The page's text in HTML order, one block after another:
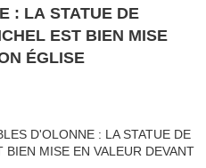
: LA STATUE DE
EST BIEN MISE
ÉGLISE